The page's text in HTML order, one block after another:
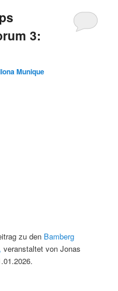
3:
Munique
zu den Bamberg
veranstaltet von Jonas